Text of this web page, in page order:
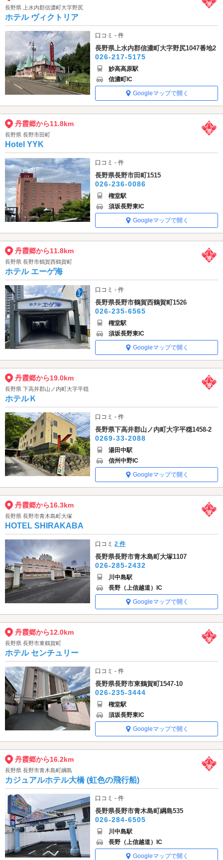
長野県 上水内郡信濃町大字野尻
ホテル ヴィクトリア
口コミ - 件
長野県上水内郡信濃町大字野尻1047番地2
026-217-5175
妙高高原駅
信濃町IC
Googleマップで開く
丹霞郷から11.8km
長野県 長野市田町
Hotel YYK
口コミ - 件
長野県長野市田町1515
026-236-0086
権堂駅
須坂長野東IC
Googleマップで開く
丹霞郷から11.8km
長野県 長野市鶴賀西鶴賀町
ホテル エーゲ海
口コミ - 件
長野県長野市鶴賀西鶴賀町1526
026-235-6565
権堂駅
須坂長野東IC
Googleマップで開く
丹霞郷から19.0km
長野県 下高井郡山ノ内町大字平穏
ホテルＫ
口コミ - 件
長野県下高井郡山ノ内町大字平穏1458-2
0269-33-2088
湯田中駅
信州中野IC
Googleマップで開く
丹霞郷から16.3km
長野県 長野市青木島町大塚
HOTEL SHIRAKABA
口コミ2 件
長野県長野市青木島町大塚1107
026-285-2432
川中島駅
長野（上信越道）IC
Googleマップで開く
丹霞郷から12.0km
長野県 長野市東鶴賀町
ホテル センチュリー
口コミ - 件
長野県長野市東鶴賀町1547-10
026-235-3444
権堂駅
須坂長野東IC
Googleマップで開く
丹霞郷から16.2km
長野県 長野市青木島町綱島
カジュアルホテル大橋 (虹色の飛行船)
口コミ - 件
長野県長野市青木島町綱島535
026-284-6505
川中島駅
長野（上信越道）IC
Googleマップで開く